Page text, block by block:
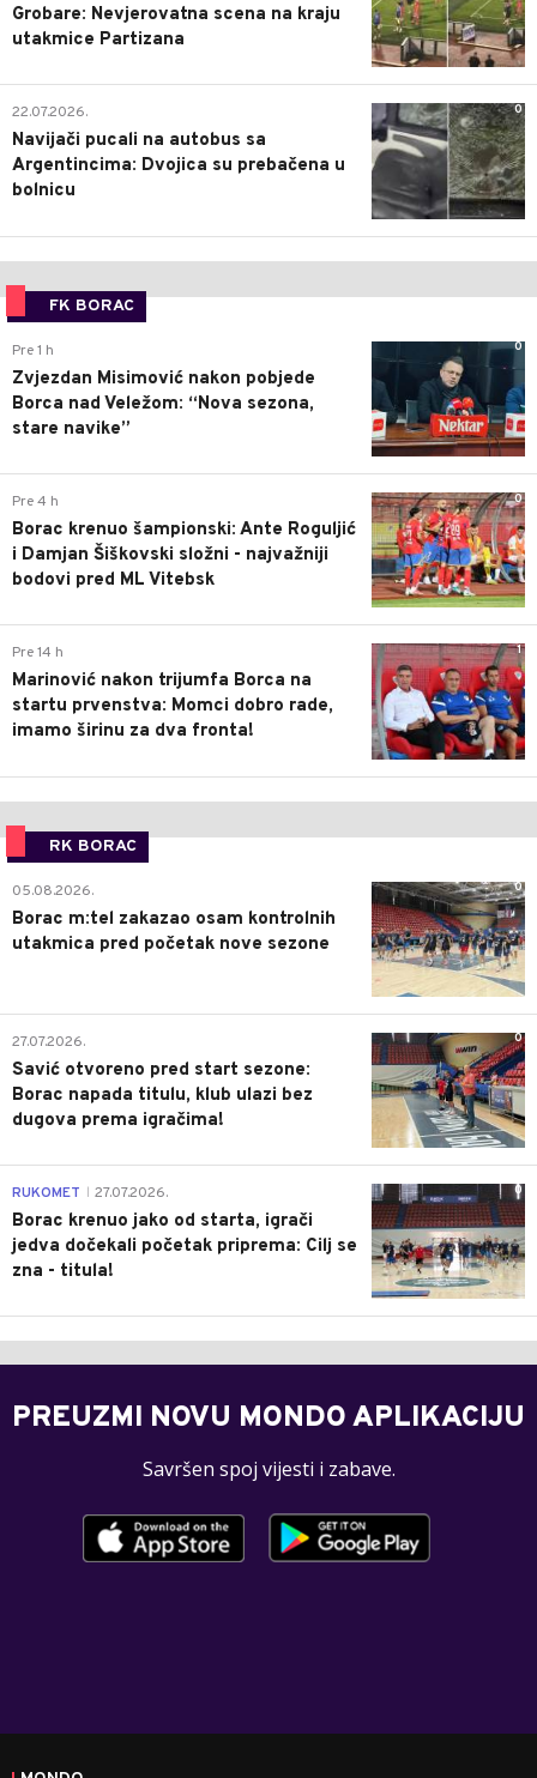
Grobare: Nevjerovatna scena na kraju
utakmice Partizana
0
22.07.2026.
Navijači pucali na autobus sa
Argentincima: Dvojica su prebačena u
bolnicu
FK BORAC
0
Pre 1 h
Zvjezdan Misimović nakon pobjede
Borca nad Veležom: “Nova sezona,
stare navike”
0
Pre 4 h
Borac krenuo šampionski: Ante Roguljić
i Damjan Šiškovski složni - najvažniji
bodovi pred ML Vitebsk
1
Pre 14 h
Marinović nakon trijumfa Borca na
startu prvenstva: Momci dobro rade,
imamo širinu za dva fronta!
RK BORAC
0
05.08.2026.
Borac m:tel zakazao osam kontrolnih
utakmica pred početak nove sezone
0
27.07.2026.
Savić otvoreno pred start sezone:
Borac napada titulu, klub ulazi bez
dugova prema igračima!
0
RUKOMET 27.07.2026.
Borac krenuo jako od starta, igrači
jedva dočekali početak priprema: Cilj se
zna - titula!
PREUZMI NOVU MONDO APLIKACIJU
Savršen spoj vijesti i zabave.